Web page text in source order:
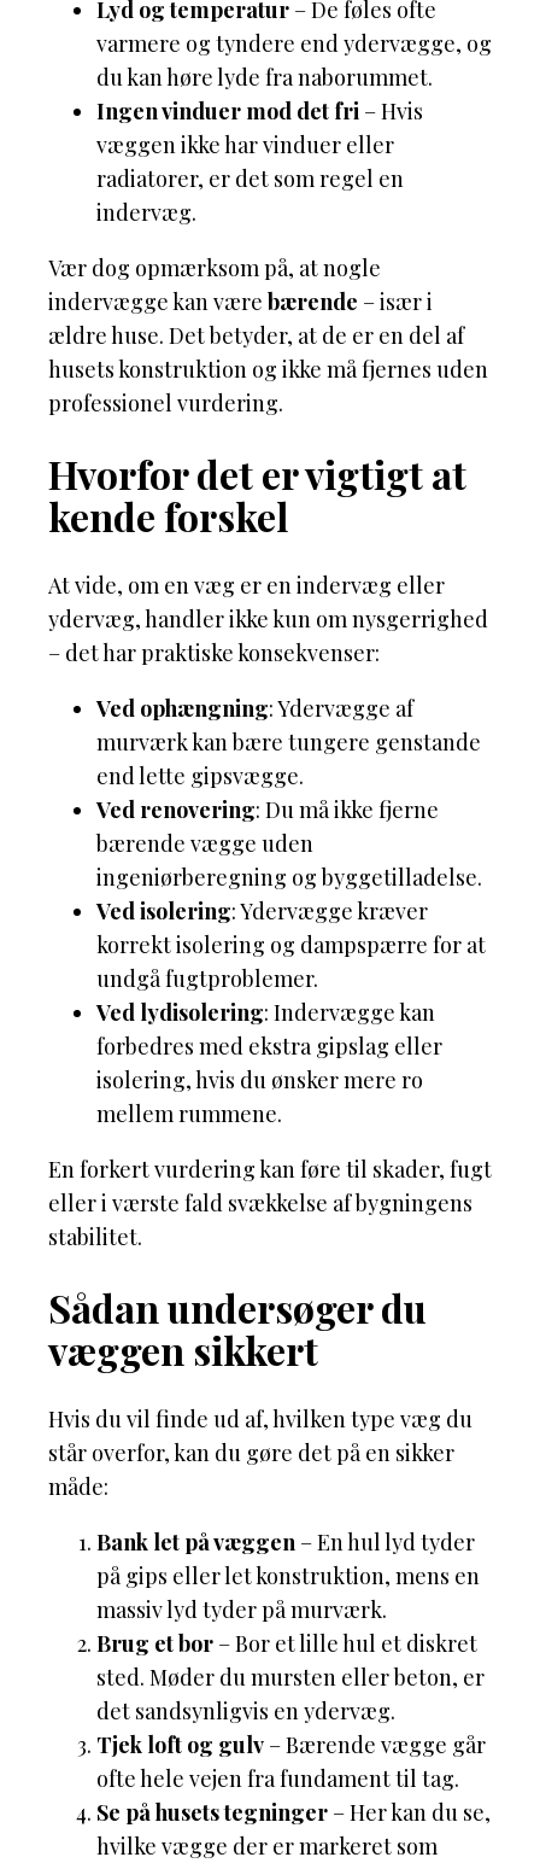
Lyd og temperatur – De føles ofte
varmere og tyndere end ydervægge, og
du kan høre lyde fra naborummet.
Ingen vinduer mod det fri – Hvis
væggen ikke har vinduer eller
radiatorer, er det som regel en
indervæg.
Vær dog opmærksom på, at nogle
indervægge kan være bærende – især i
ældre huse. Det betyder, at de er en del af
husets konstruktion og ikke må fjernes uden
professionel vurdering.
Hvorfor det er vigtigt at
kende forskel
At vide, om en væg er en indervæg eller
ydervæg, handler ikke kun om nysgerrighed
– det har praktiske konsekvenser:
Ved ophængning: Ydervægge af
murværk kan bære tungere genstande
end lette gipsvægge.
Ved renovering: Du må ikke fjerne
bærende vægge uden
ingeniørberegning og byggetilladelse.
Ved isolering: Ydervægge kræver
korrekt isolering og dampspærre for at
undgå fugtproblemer.
Ved lydisolering: Indervægge kan
forbedres med ekstra gipslag eller
isolering, hvis du ønsker mere ro
mellem rummene.
En forkert vurdering kan føre til skader, fugt
eller i værste fald svækkelse af bygningens
stabilitet.
Sådan undersøger du
væggen sikkert
Hvis du vil finde ud af, hvilken type væg du
står overfor, kan du gøre det på en sikker
måde:
Bank let på væggen – En hul lyd tyder
på gips eller let konstruktion, mens en
massiv lyd tyder på murværk.
Brug et bor – Bor et lille hul et diskret
sted. Møder du mursten eller beton, er
det sandsynligvis en ydervæg.
Tjek loft og gulv – Bærende vægge går
ofte hele vejen fra fundament til tag.
Se på husets tegninger – Her kan du se,
hvilke vægge der er markeret som